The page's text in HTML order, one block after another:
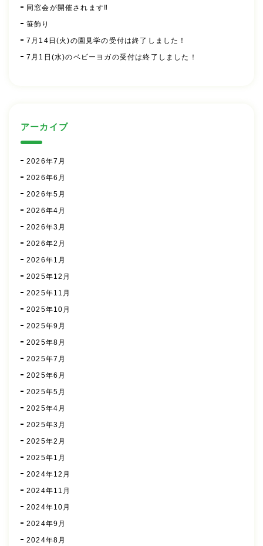
同窓会が開催されます‼
笹飾り
7月14日(火)の園見学の受付は終了しました！
7月1日(水)のベビーヨガの受付は終了しました！
アーカイブ
2026年7月
2026年6月
2026年5月
2026年4月
2026年3月
2026年2月
2026年1月
2025年12月
2025年11月
2025年10月
2025年9月
2025年8月
2025年7月
2025年6月
2025年5月
2025年4月
2025年3月
2025年2月
2025年1月
2024年12月
2024年11月
2024年10月
2024年9月
2024年8月